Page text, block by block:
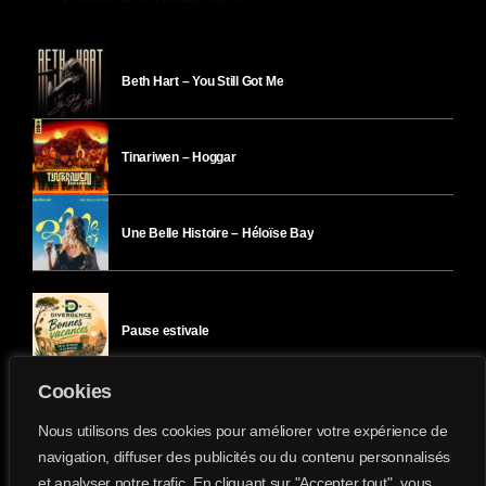
Cookies
Nous utilisons des cookies pour améliorer votre expérience de
navigation, diffuser des publicités ou du contenu personnalisés
Beth Hart – You Still Got Me
Tinariwen – Hoggar
Une Belle Histoire – Héloïse Bay
Pause estivale
Ici l’Ombre – mardi 28 juillet